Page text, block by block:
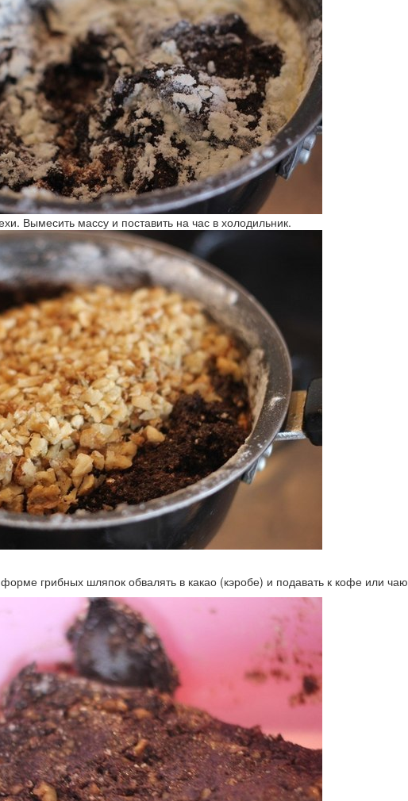
Вымесить массу и поставить на час в холодильник.
грибных шляпок обвалять в какао (кэробе) и подавать к кофе или чаю